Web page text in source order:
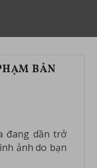
BẢN
đang dần trở
ảnh do bạn